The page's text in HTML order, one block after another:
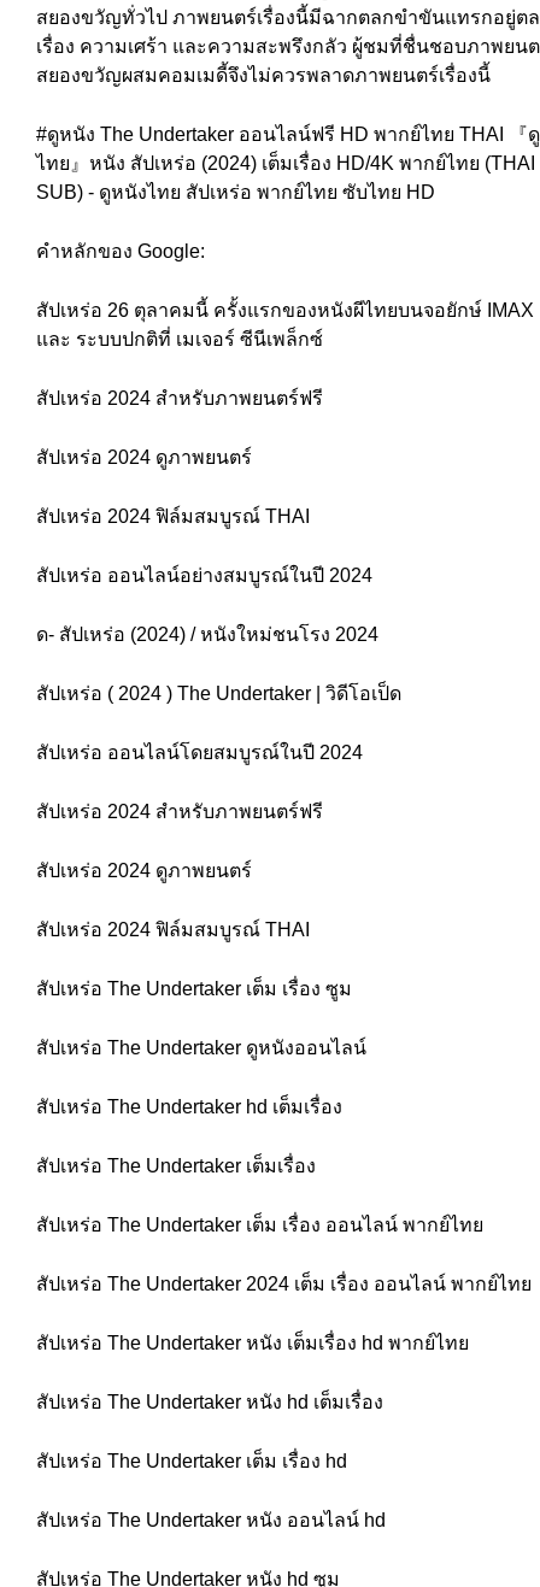
สยองขวัญทั่วไป ภาพยนตร์เรื่องนี้มีฉากตลกขำขันแทรกอยู่ต
เรื่อง ความเศร้า และความสะพรึงกลัว ผู้ชมที่ชื่นชอบภาพยน
สยองขวัญผสมคอมเมดี้จึงไม่ควรพลาดภาพยนตร์เรื่องนี้
#ดูหนัง The Undertaker ออนไลน์ฟรี HD พากย์ไทย THAI 『ดู
ไทย』หนัง สัปเหร่อ (2024) เต็มเรื่อง HD/4K พากย์ไทย (THAI
SUB) - ดูหนังไทย สัปเหร่อ พากย์ไทย ซับไทย HD
คำหลักของ Google:
สัปเหร่อ 26 ตุลาคมนี้ ครั้งแรกของหนังผีไทยบนจอยักษ์ IMAX
และ ระบบปกติที่ เมเจอร์ ซีนีเพล็กซ์
สัปเหร่อ 2024 สำหรับภาพยนตร์ฟรี
สัปเหร่อ 2024 ดูภาพยนตร์
สัปเหร่อ 2024 ฟิล์มสมบูรณ์ THAI
สัปเหร่อ ออนไลน์อย่างสมบูรณ์ในปี 2024
ด- สัปเหร่อ (2024) / หนังใหม่ชนโรง 2024
สัปเหร่อ ( 2024 ) The Undertaker | วิดีโอเป็ด
สัปเหร่อ ออนไลน์โดยสมบูรณ์ในปี 2024
สัปเหร่อ 2024 สำหรับภาพยนตร์ฟรี
สัปเหร่อ 2024 ดูภาพยนตร์
สัปเหร่อ 2024 ฟิล์มสมบูรณ์ THAI
สัปเหร่อ The Undertaker เต็ม เรื่อง ซูม
สัปเหร่อ The Undertaker ดูหนังออนไลน์
สัปเหร่อ The Undertaker hd เต็มเรื่อง
สัปเหร่อ The Undertaker เต็มเรื่อง
สัปเหร่อ The Undertaker เต็ม เรื่อง ออนไลน์ พากย์ไทย
สัปเหร่อ The Undertaker 2024 เต็ม เรื่อง ออนไลน์ พากย์ไทย
สัปเหร่อ The Undertaker หนัง เต็มเรื่อง hd พากย์ไทย
สัปเหร่อ The Undertaker หนัง hd เต็มเรื่อง
สัปเหร่อ The Undertaker เต็ม เรื่อง hd
สัปเหร่อ The Undertaker หนัง ออนไลน์ hd
สัปเหร่อ The Undertaker หนัง hd ซูม